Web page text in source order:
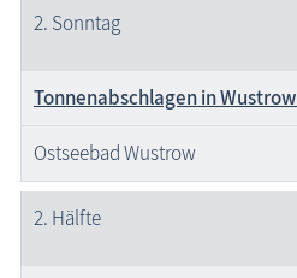
2. Sonntag
Tonnenabschlagen in Wustrow
Ostseebad Wustrow
2. Hälfte